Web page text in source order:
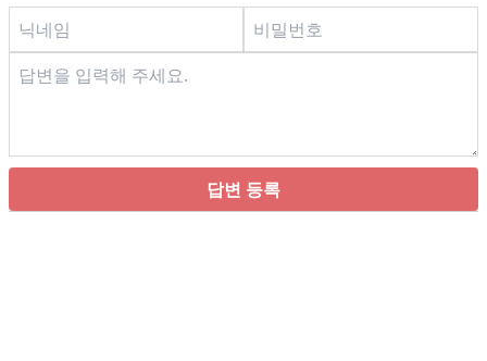
답변 등록